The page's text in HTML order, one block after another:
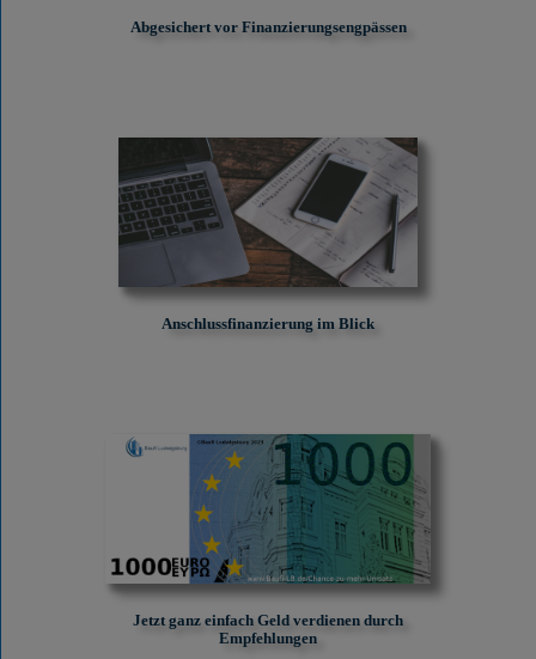
Abgesichert vor Finanzierungs­engpässen
Anschlussfinanzierung im Blick
Jetzt ganz einfach Geld verdienen durch
Empfehlungen